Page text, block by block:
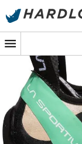
Patagonia
Ortovox
Rab
La Sportiva
Lowa
Altra
Millet
Moon Boot